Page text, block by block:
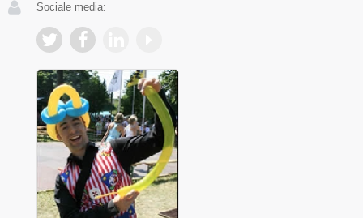
Sociale media: